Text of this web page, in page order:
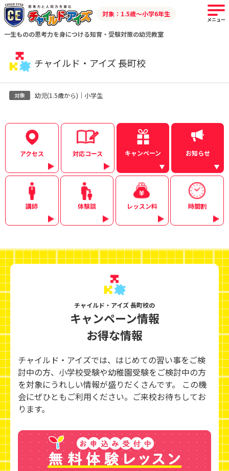
一生ものの思考力を身につける知育・受験対策の幼児教室
対象：1.5歳～小学6年生
メニュー
チャイルド・アイズ 長町校
幼児(1.5歳から)｜小学生
アクセス 対応コース キャンペーン お知らせ
講師 体験談 レッスン料 時間割
チャイルド・アイズ 長町校の
キャンペーン情報
お得な情報
チャイルド・アイズでは、はじめての習い事をご検
討中の方、小学校受験や幼稚園受験をご検討中の方
を対象にうれしい情報が盛りだくさんです。 この機
会にぜひともご利用ください。ご来校お待ちしてお
ります。